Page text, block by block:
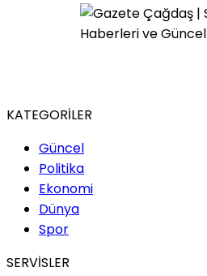
KATEGORİLER
Güncel
Politika
Ekonomi
Dünya
Spor
SERVİSLER